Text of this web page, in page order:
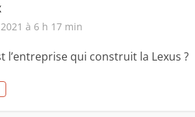
à 6 h 17 min
l’entreprise qui construit la Lexus ?